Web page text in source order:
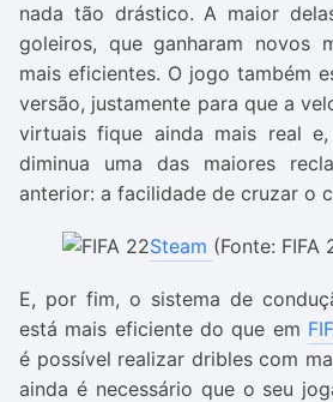
nada tão drástico. A maior
goleiros, que ganharam novos
mais eficientes. O jogo também
versão, justamente para que a
virtuais fique ainda mais real e,
diminua uma das maiores
anterior: a facilidade de cruzar o
Steam (Fonte: FIFA
E, por fim, o sistema de
está mais eficiente do que em
é possível realizar dribles com
ainda é necessário que o seu